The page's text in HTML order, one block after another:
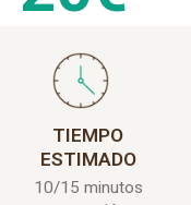
TIEMPO
ESTIMADO
10/15 minutos